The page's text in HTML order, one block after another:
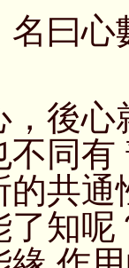
曰心
心
不同
的共
知